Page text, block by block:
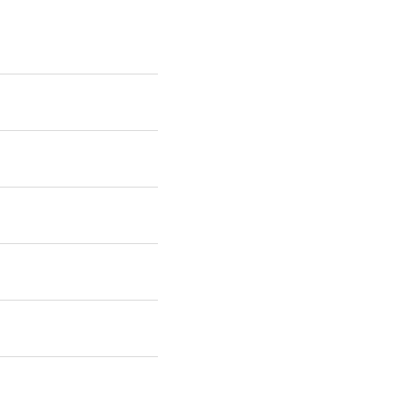
Probepaket selbst
in der Ihr alle
So kannst du es
Uns einfach
desto
den Konfigurator.
Kreativität freien Lauf
Informationen,
Zusätzlich bieten wir
abgeschlossen
WhatsApp
in
kann. Keine Sorge: